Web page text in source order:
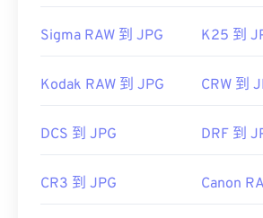
Sigma RAW 到 JPG K25 到
Kodak RAW 到 JPG CRW 到
DCS 到 JPG DRF 到
CR3 到 JPG Canon